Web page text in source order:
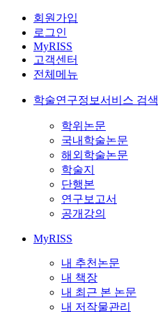
회원가입
로그인
MyRISS
고객센터
전체메뉴
학술연구정보서비스 검색
학위논문
국내학술논문
해외학술논문
학술지
단행본
연구보고서
공개강의
MyRISS
내 추천논문
내 책장
내 최근 본 논문
내 저작물관리